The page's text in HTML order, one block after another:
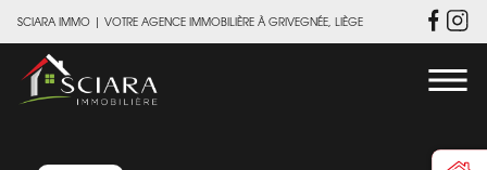
SCIARA IMMO | VOTRE AGENCE IMMOBILIÈRE À GRIVEGNÉE, LIÈGE